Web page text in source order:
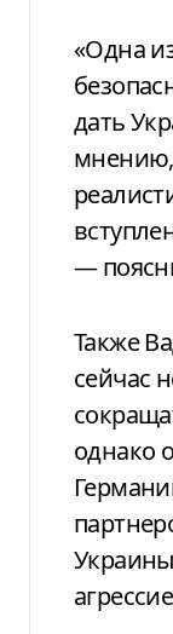
«Одна
дать
—
Также
сейчас
однако